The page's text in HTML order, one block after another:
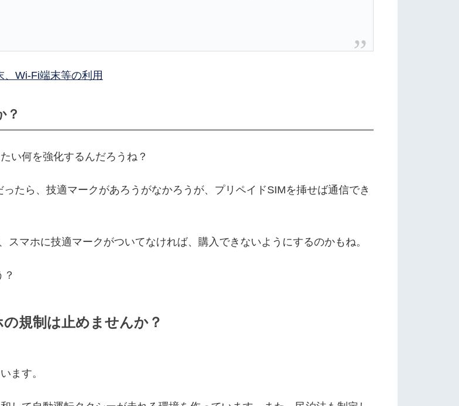
Wi-Fi端末等の利用
？
い何を強化するんだろうね？
たら、技適マークがあろうがなかろうが、プリペイドSIMを挿せば通信でき
マホに技適マークがついてなければ、購入できないようにするのかもね。
規制は止めませんか？
ます。